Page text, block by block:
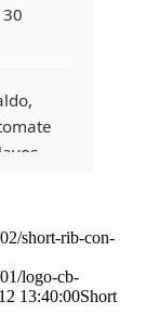
short-rib-con-
logo-cb-
13:40:00Short